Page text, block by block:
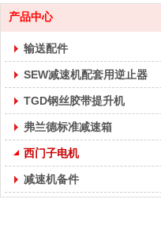
产品中心
输送配件
SEW减速机配套用逆止器
TGD钢丝胶带提升机
弗兰德标准减速箱
西门子电机
减速机备件